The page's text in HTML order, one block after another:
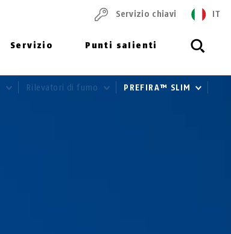
Servizio Punti salienti
Servizio chiavi IT
Rilevatori di fumo PREFIRA™ SLIM